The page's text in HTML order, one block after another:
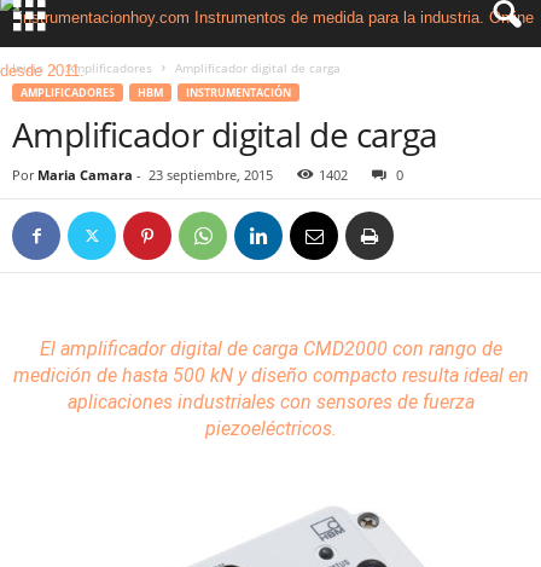
Inicio Amplificadores Amplificador digital de carga
AMPLIFICADORES HBM INSTRUMENTACIÓN
Amplificador digital de carga
Por Maria Camara - 23 septiembre, 2015 1402 0
El amplificador digital de carga CMD2000 con rango de
medición de hasta 500 kN ydiseño compacto resulta ideal en
aplicaciones industriales con sensoresde fuerza
piezoeléctricos.